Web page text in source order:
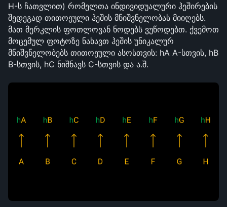
H-ს ჩათვლით) რომელთა ინდივიდუალური ჰეშირების
შედეგად თითოეული ჰეშის მნიშვნელობას მიიღებს.
მათ მერკლის ფოთლოვან ნოდებს ვუწოდებთ. ქვემოთ
მოცემულ ფოტოზე ნახავთ ჰეშის უნიკალურ
მნიშვნელობებს თითოეული ასოსთვის: hA A-სთვის, hB
B-სთვის, hC ნიშნავს C-სთვის და ა.შ.